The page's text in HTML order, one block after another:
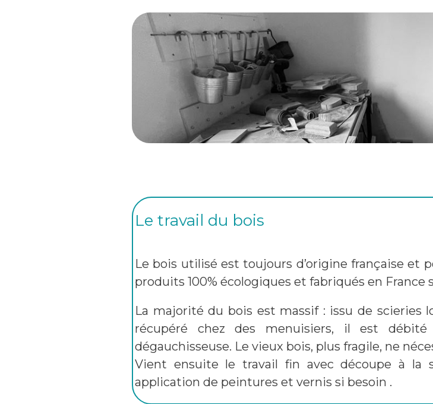
Le travail du bois
Le bois utilisé est toujours d’origine française et
produits 100% écologiques et fabriqués en France
La majorité du bois est massif : issu de scieries
récupéré chez des menuisiers, il est
dégauchisseuse. Le vieux bois, plus fragile, ne
Vient ensuite le travail fin avec découpe à la
application de peintures et vernis si besoin .